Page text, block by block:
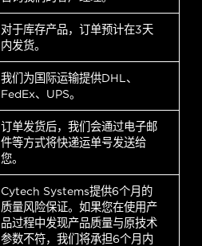
对于库存产品，订单预计在3天
内发货。
我们为国际运输提供DHL、
FedEx、UPS。
订单发货后，我们会通过电子邮
件等方式将快递运单号发送给
您。
Cytech Systems提供6个月的
质量风险保证。如果您在使用产
品过程中发现产品质量与原技术
参数不符，我们将承担6个月内